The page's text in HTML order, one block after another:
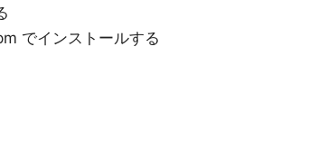
でインストールする